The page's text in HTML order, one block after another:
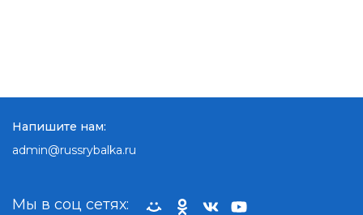
Мы в соц сетях:
Напишите нам:
admin@russrybalka.ru